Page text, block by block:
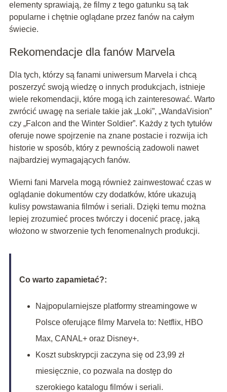
elementy sprawiają, że filmy z tego gatunku są tak
popularne i chętnie oglądane przez fanów na całym
świecie.
Rekomendacje dla fanów Marvela
Dla tych, którzy są fanami uniwersum Marvela i chcą
poszerzyć swoją wiedzę o innych produkcjach, istnieje
wiele rekomendacji, które mogą ich zainteresować. Warto
zwrócić uwagę na seriale takie jak „Loki”, „WandaVision”
czy „Falcon and the Winter Soldier”. Każdy z tych tytułów
oferuje nowe spojrzenie na znane postacie i rozwija ich
historie w sposób, który z pewnością zadowoli nawet
najbardziej wymagających fanów.
Wierni fani Marvela mogą również zainwestować czas w
oglądanie dokumentów czy dodatków, które ukazują
kulisy powstawania filmów i seriali. Dzięki temu można
lepiej zrozumieć proces twórczy i docenić pracę, jaką
włożono w stworzenie tych fenomenalnych produkcji.
Co warto zapamietać?:
Najpopularniejsze platformy streamingowe w
Polsce oferujące filmy Marvela to: Netflix, HBO
Max, CANAL+ oraz Disney+.
Koszt subskrypcji zaczyna się od 23,99 zł
miesięcznie, co pozwala na dostęp do
szerokiego katalogu filmów i seriali.